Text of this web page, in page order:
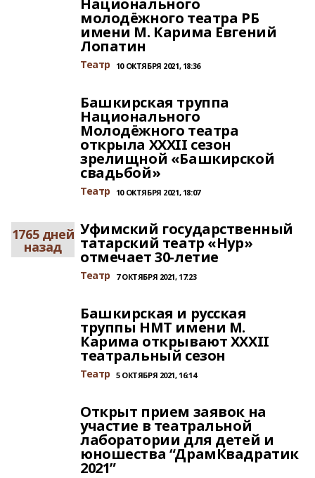
Национального
молодёжного театра РБ
имени М. Карима Евгений
Лопатин
Театр 10 ОКТЯБРЯ 2021, 18:36
Башкирская труппа
Национального
Молодёжного театра
открыла XXXII сезон
зрелищной «Башкирской
свадьбой»
Театр 10 ОКТЯБРЯ 2021, 18:07
1765 дней
назад
Уфимский государственный
татарский театр «Нур»
отмечает 30-летие
Театр 7 ОКТЯБРЯ 2021, 17:23
Башкирская и русская
труппы НМТ имени М.
Карима открывают XXXII
театральный сезон
Театр 5 ОКТЯБРЯ 2021, 16:14
Открыт прием заявок на
участие в театральной
лаборатории для детей и
юношества “ДрамКвадратик
2021”